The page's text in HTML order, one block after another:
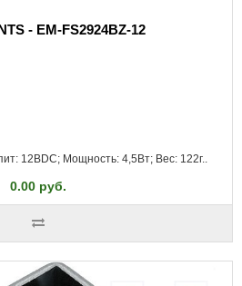
- EM-FS2924BZ-12
12ВDC; Мощность: 4,5Вт; Вес: 122г..
0.00 руб.